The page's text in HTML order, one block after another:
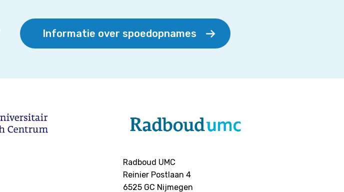
Informatie over spoedopnames
Radboud UMC
Reinier Postlaan 4
6525 GC Nijmegen